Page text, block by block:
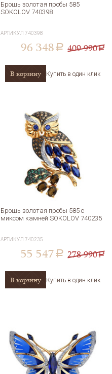
Брошь золотая пробы 585
SOKOLOV 740398
АРТИКУЛ740398
96 348 a 409 990a
В корзину Купить в один клик
Брошь золотая пробы 585 с
миксом камней SOKOLOV 740235
АРТИКУЛ740235
55 547 a 278 990a
В корзину Купить в один клик